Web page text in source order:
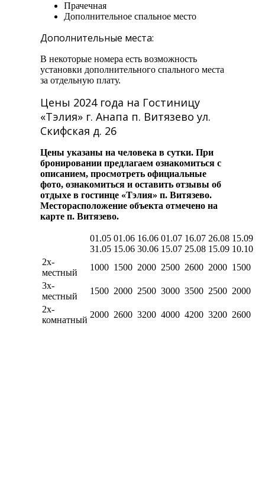
Прачечная
Дополнительное спальное место
Дополнительные места:
В некоторые номера есть возможность
установки дополнительного спального места
за отдельную плату.
Цены 2024 года на Гостиницу
«Тэлия» г. Анапа п. Витязево ул.
Скифская д. 26
Цены указаны на человека в сутки. При
бронировании предлагаем ознакомиться с
описанием, просмотреть официальные
фото, ознакомиться и оставить отзывы об
отдыхе в гостинце «Тэлия» п. Витязево.
Месторасположение объекта отмечено на
карте п. Витязево.
01.05
31.05
01.06
15.06
16.06
30.06
01.07
15.07
16.07
25.08
26.08
15.09
15.09
10.10
2х-
местный
1000 1500 2000 2500 2600 2000 1500
3х-
местный
1500 2000 2500 3000 3500 2500 2000
2х-
комнатный
2000 2600 3200 4000 4200 3200 2600